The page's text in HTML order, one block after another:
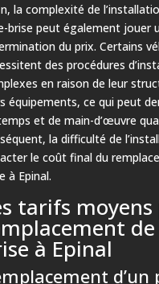
la complexité de
brise peut également jouer
du prix. Certains
des procédures
en raison de leur
équipements, ce qui peut
et de main-d’œuvre
la difficulté de
le coût final du
à Epinal.
tarifs
à Epinal
d’un